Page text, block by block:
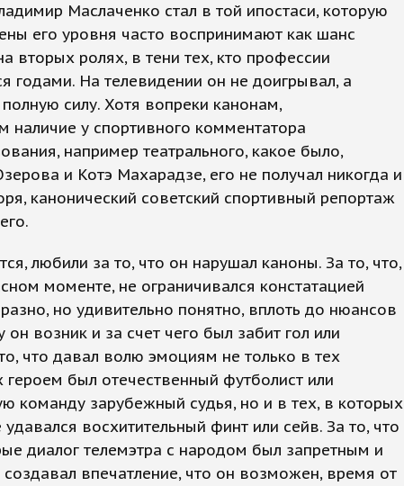
Маслаченко стал в той ипостаси, которую
его уровня часто воспринимают как шанс
вторых ролях, в тени тех, кто профессии
годами. На телевидении он не доигрывал, а
силу. Хотя вопреки канонам,
у спортивного комментатора
например театрального, какое было,
и Котэ Махарадзе, его не получал никогда и
канонический советский спортивный репортаж
любили за то, что он нарушал каноны. За то, что,
моменте, не ограничивался констатацией
но удивительно понятно, вплоть до нюансов
возник и за счет чего был забит гол или
что давал волю эмоциям не только в тех
героем был отечественный футболист или
команду зарубежный судья, но и в тех, в которых
восхитительный финт или сейв. За то, что
диалог телемэтра с народом был запретным и
впечатление, что он возможен, время от